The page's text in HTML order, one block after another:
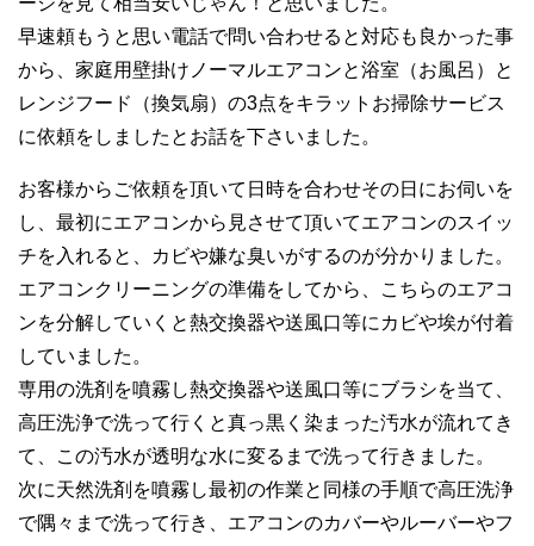
早速頼もうと思い電話で問い合わせると対応も良かった事
から、家庭用壁掛けノーマルエアコンと浴室（お風呂）と
レンジフード（換気扇）の3点をキラットお掃除サービス
に依頼をしましたとお話を下さいました。
お客様からご依頼を頂いて日時を合わせその日にお伺いを
し、最初にエアコンから見させて頂いてエアコンのスイッ
チを入れると、カビや嫌な臭いがするのが分かりました。
エアコンクリーニングの準備をしてから、こちらのエアコ
ンを分解していくと熱交換器や送風口等にカビや埃が付着
していました。
専用の洗剤を噴霧し熱交換器や送風口等にブラシを当て、
高圧洗浄で洗って行くと真っ黒く染まった汚水が流れてき
て、この汚水が透明な水に変るまで洗って行きました。
次に天然洗剤を噴霧し最初の作業と同様の手順で高圧洗浄
で隅々まで洗って行き、エアコンのカバーやルーバーやフ